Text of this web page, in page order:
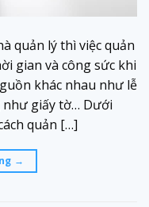
quản lý thì việc quản
gian và công sức khi
khác nhau như lễ
giấy tờ… Dưới
quản […]
→